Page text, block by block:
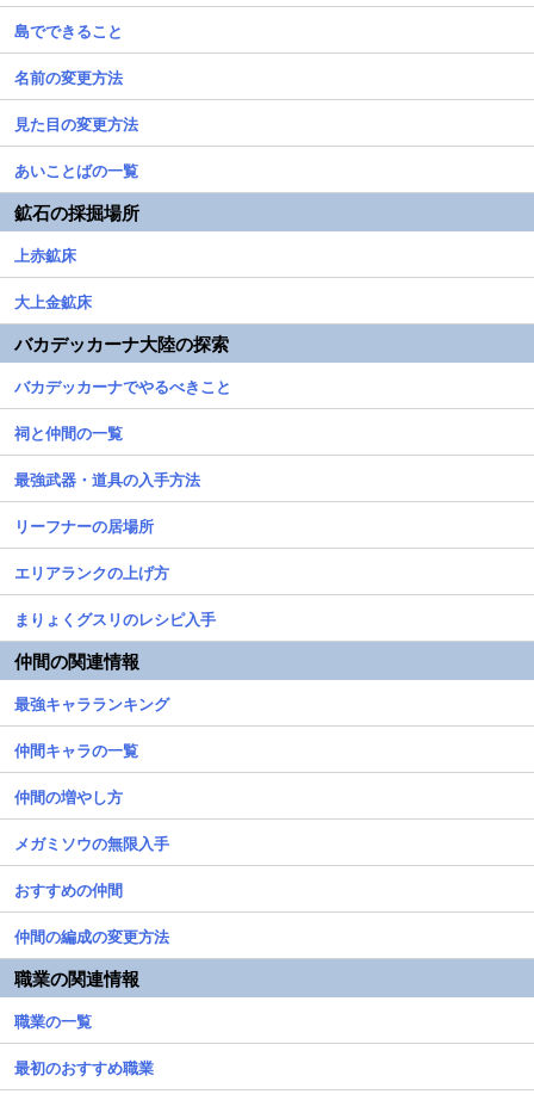
島でできること
名前の変更方法
見た目の変更方法
あいことばの一覧
鉱石の採掘場所
上赤鉱床
大上金鉱床
バカデッカーナ大陸の探索
バカデッカーナでやるべきこと
祠と仲間の一覧
最強武器・道具の入手方法
リーフナーの居場所
エリアランクの上げ方
まりょくグスリのレシピ入手
仲間の関連情報
最強キャラランキング
仲間キャラの一覧
仲間の増やし方
メガミソウの無限入手
おすすめの仲間
仲間の編成の変更方法
職業の関連情報
職業の一覧
最初のおすすめ職業